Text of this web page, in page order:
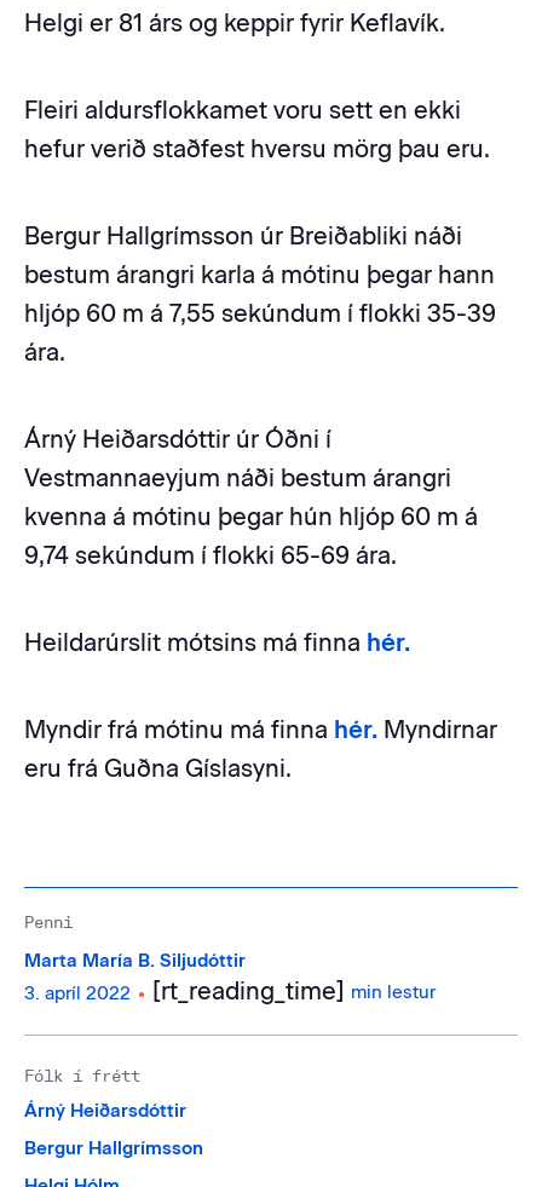
Helgi er 81 árs og keppir fyrir Keflavík.
Fleiri aldursflokkamet voru sett en ekki
hefur verið staðfest hversu mörg þau eru.
Bergur Hallgrímsson úr Breiðabliki náði
bestum árangri karla á mótinu þegar hann
hljóp 60 m á 7,55 sekúndum í flokki 35-39
ára.
Árný Heiðarsdóttir úr Óðni í
Vestmannaeyjum náði bestum árangri
kvenna á mótinu þegar hún hljóp 60 m á
9,74 sekúndum í flokki 65-69 ára.
Heildarúrslit mótsins má finna hér.
Myndir frá mótinu má finna hér. Myndirnar
eru frá Guðna Gíslasyni.
Penni
Marta María B. Siljudóttir
3. apríl 2022 • [rt_reading_time] min lestur
Fólk í frétt
Árný Heiðarsdóttir
Bergur Hallgrímsson